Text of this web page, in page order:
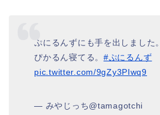
ぷにるんずにも手を出しました。
ぴかるん寝てる。 #ぷにるんず
pic.twitter.com/9gZy3PIwq9
— みやじっち@tamagotchi